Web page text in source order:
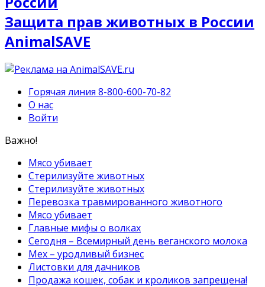
Защита прав животных в России
AnimalSAVE
Горячая линия 8-800-600-70-82
О нас
Войти
Важно!
Мясо убивает
Стерилизуйте животных
Стерилизуйте животных
Перевозка травмированного животного
Мясо убивает
Главные мифы о волках
Сегодня – Всемирный день веганского молока
Мех – уродливый бизнес
Листовки для дачников
Продажа кошек, собак и кроликов запрещена!